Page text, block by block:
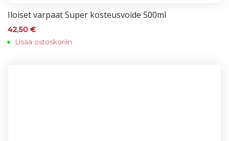
Iloi­set var­paat Su­per kos­teus­voi­de 500ml
42,50 €
Lisää ostoskoriin